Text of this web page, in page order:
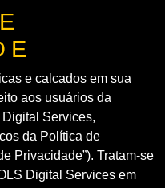
e calcados em sua
aos usuários da
Services,
da Política de
Privacidade”). Tratam-se
Digital Services em